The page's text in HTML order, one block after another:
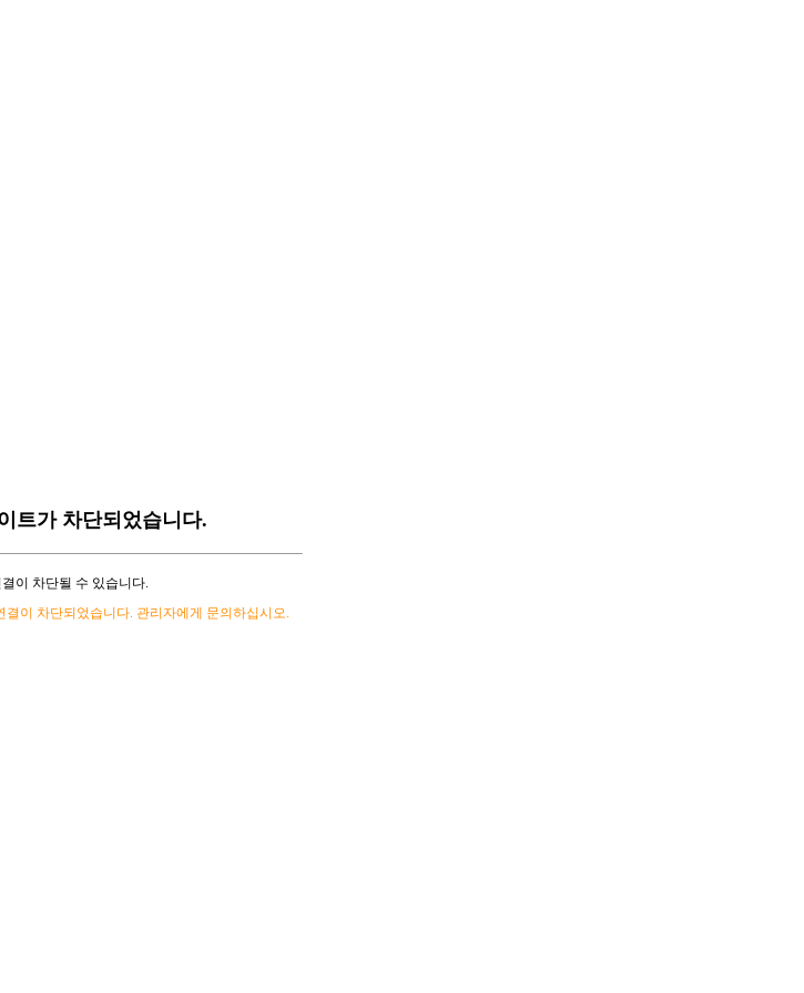
트가 차단되었습니다.
이 차단될 수 있습니다.
이 차단되었습니다. 관리자에게 문의하십시오.